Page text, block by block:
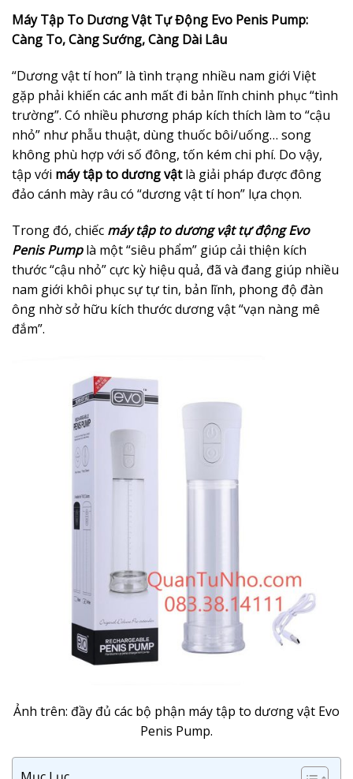
Máy Tập To Dương Vật Tự Động Evo Penis Pump:
Càng To, Càng Sướng, Càng Dài Lâu
“Dương vật tí hon” là tình trạng nhiều nam giới Việt
gặp phải khiến các anh mất đi bản lĩnh chinh phục “tình
trường”. Có nhiều phương pháp kích thích làm to “cậu
nhỏ” như phẫu thuật, dùng thuốc bôi/uống… song
không phù hợp với số đông, tốn kém chi phí. Do vậy,
tập với máy tập to dương vậtlà giải pháp được đông
đảo cánh mày râu có “dương vật tí hon” lựa chọn.
Trong đó, chiếc máy tập to dương vật tự động Evo
Penis Pumplà một “siêu phẩm” giúp cải thiện kích
thước “cậu nhỏ” cực kỳ hiệu quả, đã và đang giúp nhiều
nam giới khôi phục sự tự tin, bản lĩnh, phong độ đàn
ông nhờ sở hữu kích thước dương vật “vạn nàng mê
đắm”.
Ảnh trên: đầy đủ các bộ phận máy tập to dương vật Evo
Penis Pump.